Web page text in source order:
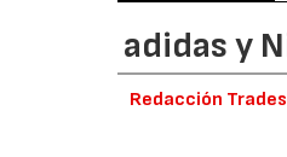
adidas y
Redacción